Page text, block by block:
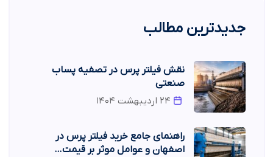
جدیدترین مطالب
نقش فیلتر پرس در تصفیه پساب
صنعتی
راهنمای جامع خرید فیلتر پرس در
اصفهان و عوامل موثر بر قیمت…